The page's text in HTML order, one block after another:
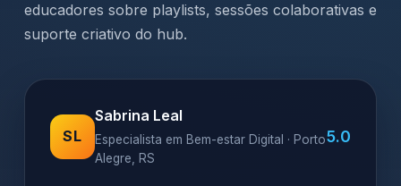
educadores sobre playlists, sessões colaborativas e
suporte criativo do hub.
SL
Sabrina Leal
Especialista em Bem-estar Digital · Porto
Alegre, RS
5.0